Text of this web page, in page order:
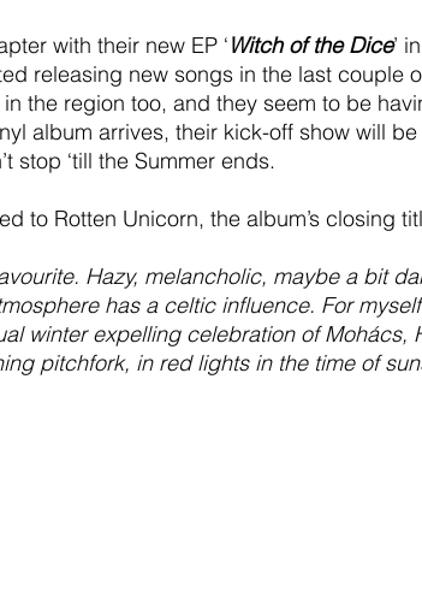
with their new EP ‘Witch of the Dice’
releasing new songs in the last couple
the region too, and they seem to be
album arrives, their kick-off show will
stop ‘till the Summer ends.
to Rotten Unicorn, the album’s closing
Hazy, melancholic, maybe a bit
has a celtic influence. For
winter expelling celebration of Mohács,
pitchfork, in red lights in the time of